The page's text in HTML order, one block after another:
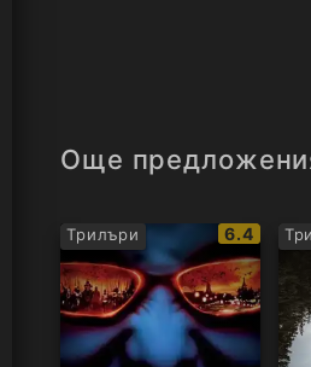
Още
Трилъри
IMDb
рейтинг:
6.4